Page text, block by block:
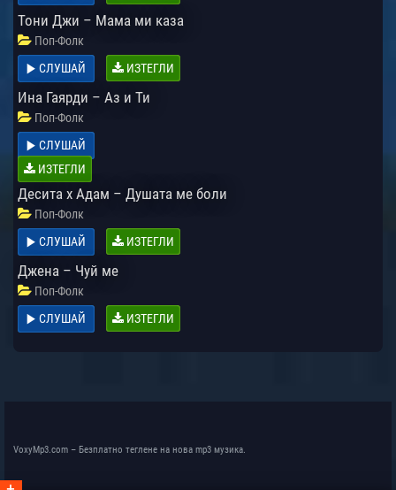
Тони Джи – Мама ми каза
Поп-Фолк
СЛУШАЙ
ИЗТЕГЛИ
Ина Гаярди – Аз и Ти
Поп-Фолк
СЛУШАЙ
ИЗТЕГЛИ
Десита х Адам – Душата ме боли
Поп-Фолк
СЛУШАЙ
ИЗТЕГЛИ
Джена – Чуй ме
Поп-Фолк
СЛУШАЙ
ИЗТЕГЛИ
VoxyMp3.com – Безплатно теглене на нова mp3 музика.